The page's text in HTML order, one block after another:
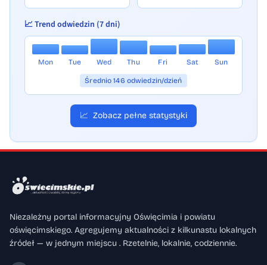
📈 Trend odwiedzin (7 dni)
Mon Tue Wed Thu Fri Sat Sun
Średnio 146 odwiedzin/dzień
📈 Zobacz pełne statystyki
Niezależny portal informacyjny Oświęcimia i powiatu
oświęcimskiego. Agregujemy aktualności z kilkunastu lokalnych
źródeł — w jednym miejscu . Rzetelnie, lokalnie, codziennie.